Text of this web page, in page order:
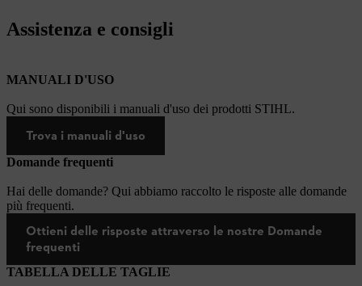
Assistenza e consigli
MANUALI D'USO
Qui sono disponibili i manuali d'uso dei prodotti STIHL.
Trova i manuali d'uso
Domande frequenti
Hai delle domande? Qui abbiamo raccolto le risposte alle domande
più frequenti.
Ottieni delle risposte attraverso le nostre Domande
frequenti
TABELLA DELLE TAGLIE